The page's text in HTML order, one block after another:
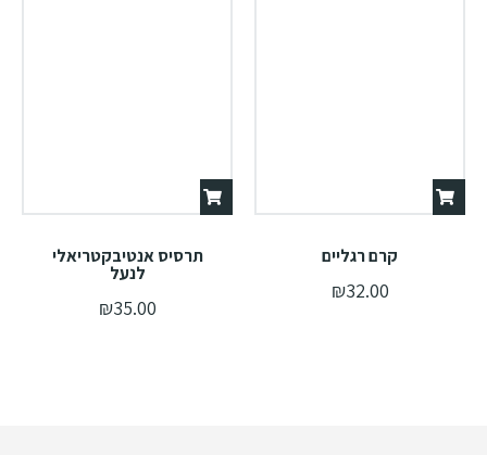
קרם רגליים
₪32.00
תרסיס אנטיבקטריאלי
לנעל
₪35.00